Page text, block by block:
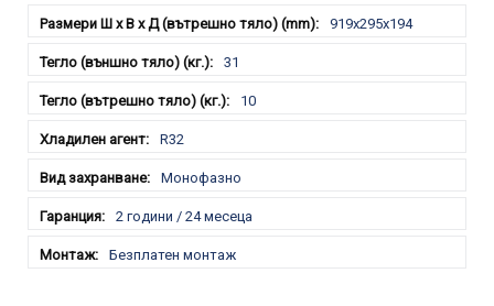
919х295х194
31
10
R32
Монофазно
2 години / 24 месеца
Безплатен монтаж